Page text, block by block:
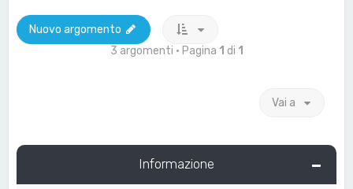
Nuovo argomento
3 argomenti • Pagina 1 di 1
Vai a
Informazione